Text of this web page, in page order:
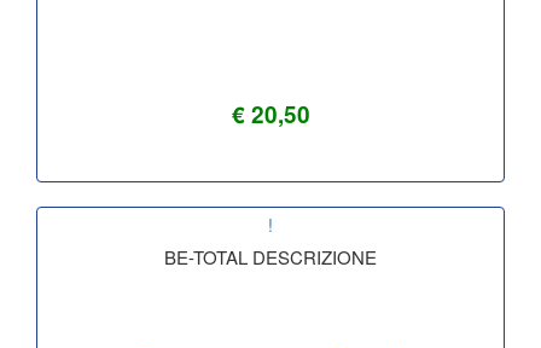
€ 20,50
!
BE-TOTAL DESCRIZIONE